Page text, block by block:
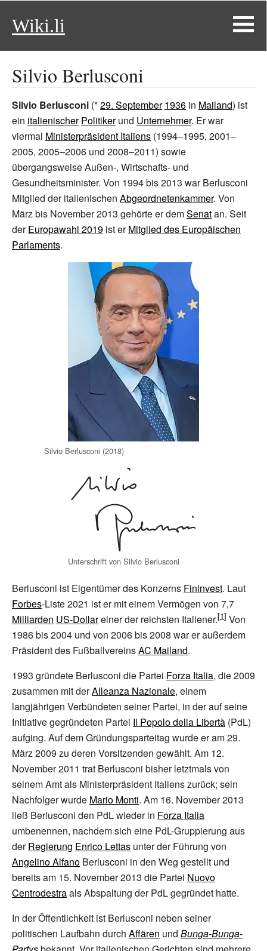
Wiki.li
Silvio Berlusconi
Silvio Berlusconi (*29. September 1936 in Mailand) ist
ein italienischer Politikerund Unternehmer. Er war
viermal Ministerpräsident Italiens (1994–1995, 2001–
2005, 2005–2006 und 2008–2011) sowie
übergangsweise Außen-, Wirtschafts- und
Gesundheitsminister. Von 1994 bis 2013 war Berlusconi
Mitglied der italienischen Abgeordnetenkammer. Von
März bis November 2013 gehörte er demSenatan. Seit
derEuropawahl 2019 ist erMitglied des Europäischen
Parlaments.
Silvio Berlusconi (2018)
Unterschrift von Silvio Berlusconi
Berlusconi ist Eigentümer des Konzerns Fininvest. Laut
Forbes-Liste 2021 ist er mit einem Vermögen von 7,7
Milliarden US-Dollareiner der reichsten Italiener.
Von
1986 bis 2004 und von 2006 bis 2008 war er außerdem
Präsident des FußballvereinsAC Mailand.
1993 gründete Berlusconi die Partei Forza Italia, die 2009
zusammen mit derAlleanza Nazionale, einem
langjährigen Verbündeten seiner Partei, in der auf seine
Initiative gegründeten Partei Il Popolo della Libertà (PdL)
aufging. Auf dem Gründungsparteitag wurde er am 29.
März 2009 zu deren Vorsitzenden gewählt. Am 12.
November 2011 trat Berlusconi bisher letztmals von
seinem Amt als Ministerpräsident Italiens zurück; sein
Nachfolger wurde Mario Monti. Am 16. November 2013
ließ Berlusconi den PdL wieder in Forza Italia
umbenennen, nachdem sich eine PdL-Gruppierung aus
derRegierung Enrico Lettas unter der Führung von
Angelino Alfano Berlusconi in den Weg gestellt und
bereits am 15. November 2013 die Partei Nuovo
Centrodestraals Abspaltung der PdL gegründet hatte.
In der Öffentlichkeit ist Berlusconi neben seiner
politischen Laufbahn durch Affären und Bunga-Bunga-